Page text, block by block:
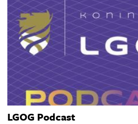
LGOG Podcast